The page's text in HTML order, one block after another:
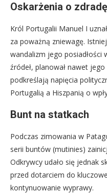
Oskarżenia o zdradę
Król Portugalii Manuel I
za poważną zniewagę.
wandalizm jego posiadłości
źródeł, planował nawet
podkreślają napięcia
Portugalią a Hiszpanią o
Bunt na statkach
Podczas zimowania w
serii buntów (mutinies)
Odkrywcy udało się jednak
przed dotarciem do
kontynuowanie wyprawy.